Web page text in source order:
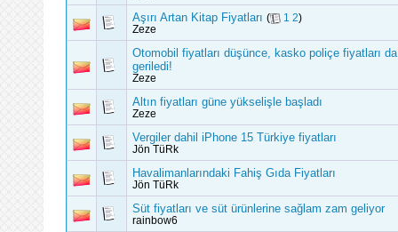
Aşırı Artan Kitap Fiyatları ( 1 2)
Zeze
Otomobil fiyatları düşünce, kasko poliçe fiyatları da
geriledi!
Zeze
Altın fiyatları güne yükselişle başladı
Zeze
Vergiler dahil iPhone 15 Türkiye fiyatları
Jön TüRk
Havalimanlarındaki Fahiş Gıda Fiyatları
Jön TüRk
Süt fiyatları ve süt ürünlerine sağlam zam geliyor
rainbow6